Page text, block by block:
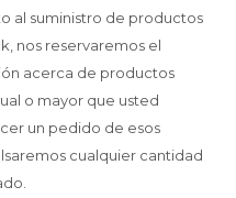
al suministro de productos
nos reservaremos el
acerca de productos
o mayor que usted
un pedido de esos
cualquier cantidad